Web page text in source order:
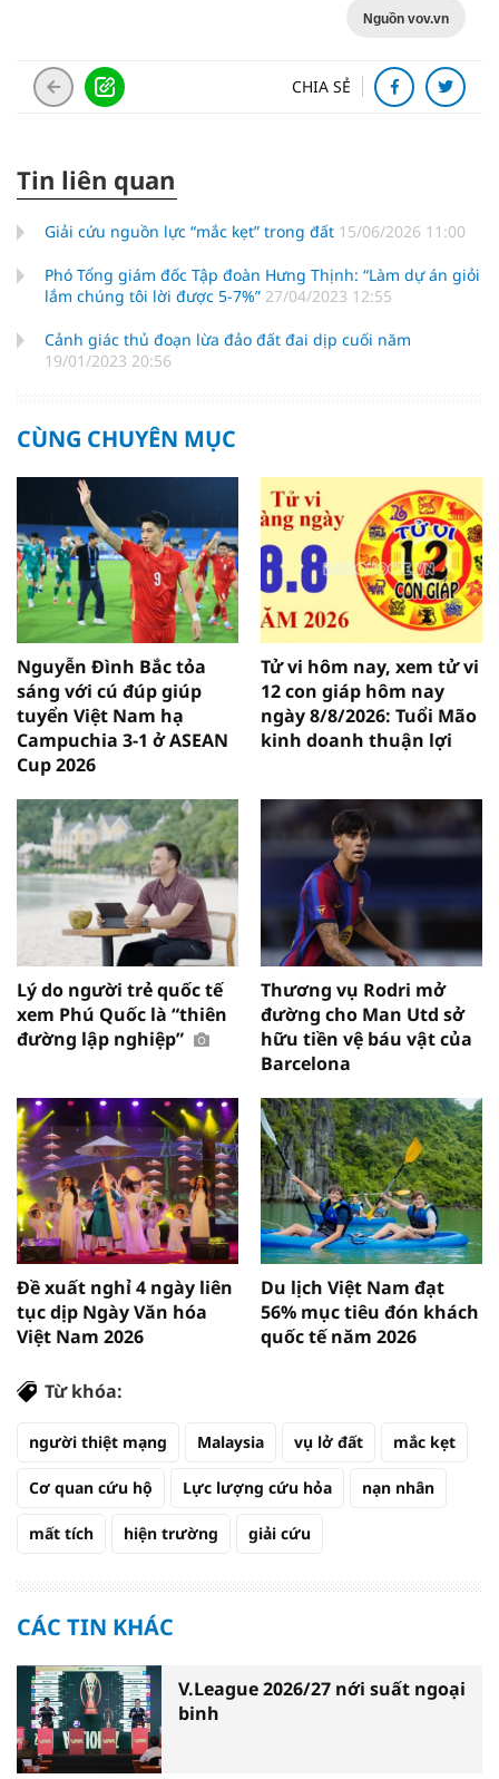
Nguồn vov.vn
CHIA SẺ
Tin liên quan
Giải cứu nguồn lực “mắc kẹt” trong đất 15/06/2026 11:00
Phó Tổng giám đốc Tập đoàn Hưng Thịnh: “Làm dự án giỏi
lắm chúng tôi lời được 5-7%” 27/04/2023 12:55
Cảnh giác thủ đoạn lừa đảo đất đai dịp cuối năm
19/01/2023 20:56
CÙNG CHUYÊN MỤC
Nguyễn Đình Bắc tỏa
sáng với cú đúp giúp
tuyển Việt Nam hạ
Campuchia 3-1 ở ASEAN
Cup 2026
Tử vi hôm nay, xem tử vi
12 con giáp hôm nay
ngày 8/8/2026: Tuổi Mão
kinh doanh thuận lợi
Lý do người trẻ quốc tế
xem Phú Quốc là “thiên
đường lập nghiệp”
Thương vụ Rodri mở
đường cho Man Utd sở
hữu tiền vệ báu vật của
Barcelona
Đề xuất nghỉ 4 ngày liên
tục dịp Ngày Văn hóa
Việt Nam 2026
Du lịch Việt Nam đạt
56% mục tiêu đón khách
quốc tế năm 2026
Từ khóa:
người thiệt mạng Malaysia vụ lở đất mắc kẹt
Cơ quan cứu hộ Lực lượng cứu hỏa nạn nhân
mất tích hiện trường giải cứu
CÁC TIN KHÁC
V.League 2026/27 nới suất ngoại
binh